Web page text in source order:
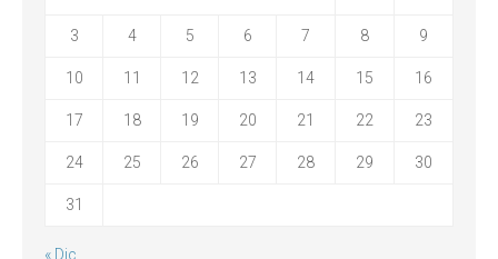
3 4 5 6 7 8 9
10 11 12 13 14 15 16
17 18 19 20 21 22 23
24 25 26 27 28 29 30
31
« Dic